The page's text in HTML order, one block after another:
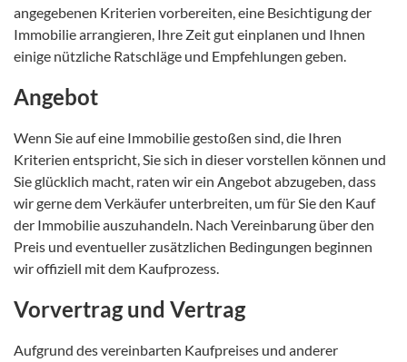
angegebenen Kriterien vorbereiten, eine Besichtigung der
Immobilie arrangieren, Ihre Zeit gut einplanen und Ihnen
einige nützliche Ratschläge und Empfehlungen geben.
Angebot
Wenn Sie auf eine Immobilie gestoßen sind, die Ihren
Kriterien entspricht, Sie sich in dieser vorstellen können und
Sie glücklich macht, raten wir ein Angebot abzugeben, dass
wir gerne dem Verkäufer unterbreiten, um für Sie den Kauf
der Immobilie auszuhandeln. Nach Vereinbarung über den
Preis und eventueller zusätzlichen Bedingungen beginnen
wir offiziell mit dem Kaufprozess.
Vorvertrag und Vertrag
Aufgrund des vereinbarten Kaufpreises und anderer